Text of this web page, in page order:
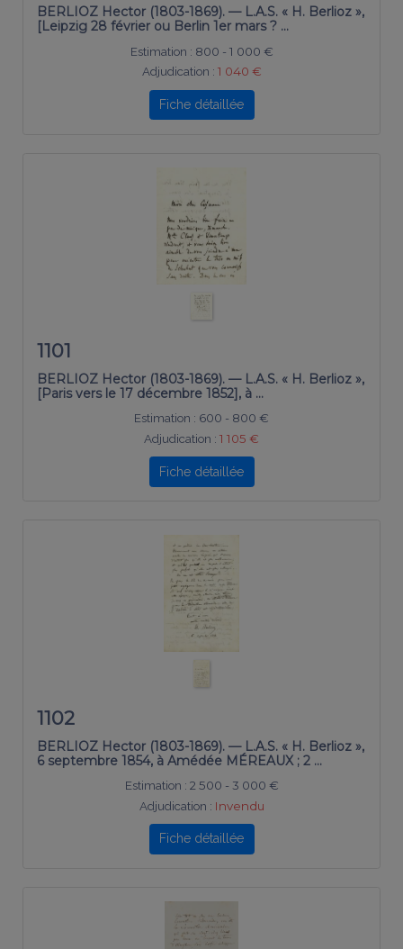
BERLIOZ Hector (1803-1869). — L.A.S. « H. Berlioz »,
[Leipzig 28 février ou Berlin 1er mars ? …
Estimation : 800 - 1 000 €
Adjudication : 1 040 €
Fiche détaillée
1101
BERLIOZ Hector (1803-1869). — L.A.S. « H. Berlioz »,
[Paris vers le 17 décembre 1852], à …
Estimation : 600 - 800 €
Adjudication : 1 105 €
Fiche détaillée
1102
BERLIOZ Hector (1803-1869). — L.A.S. « H. Berlioz »,
6 septembre 1854, à Amédée MÉREAUX ; 2 …
Estimation : 2 500 - 3 000 €
Adjudication : Invendu
Fiche détaillée